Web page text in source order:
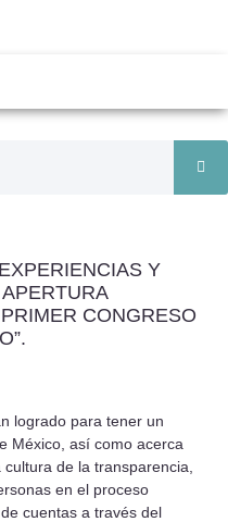
Y
CONGRESO
logrado para tener un
México, así como acerca
de la transparencia,
en el proceso
cuentas a través del